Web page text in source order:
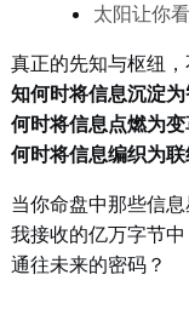
太阳让你
真正的先知与枢纽
知何时将信息沉淀为
何时将信息点燃为变
何时将信息编织为联
当你命盘中那些信
我接收的亿万字节
通往未来的密码？